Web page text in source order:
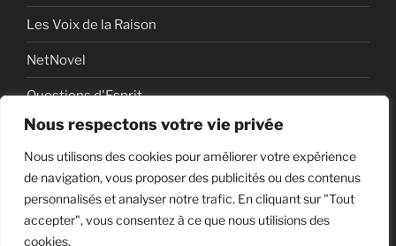
Nous respectons votre vie privée
Nous utilisons des cookies pour améliorer votre expérience
de navigation, vous proposer des publicités ou des contenus
personnalisés et analyser notre trafic. En cliquant sur "Tout
accepter", vous consentez à ce que nous utilisions des
cookies.
Les Voix de la Raison
NetNovel
Questions d'Esprit
Série
Série vidéo